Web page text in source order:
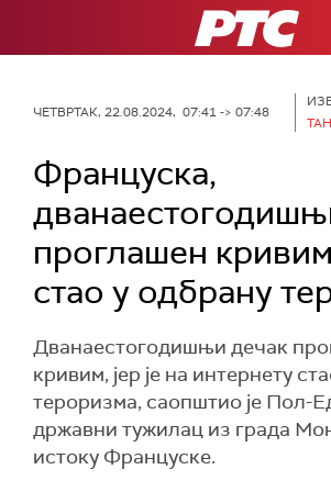
РТС
ЧЕТВРТАК, 22.08.2024, 07:41 -> 07:48
Француска,
проглашен кривим
стао у одбрану
Дванаестогодишњи дечак
кривим, јер је на интернету
тероризма, саопштио је Пол-
државни тужилац из града
истоку Француске.